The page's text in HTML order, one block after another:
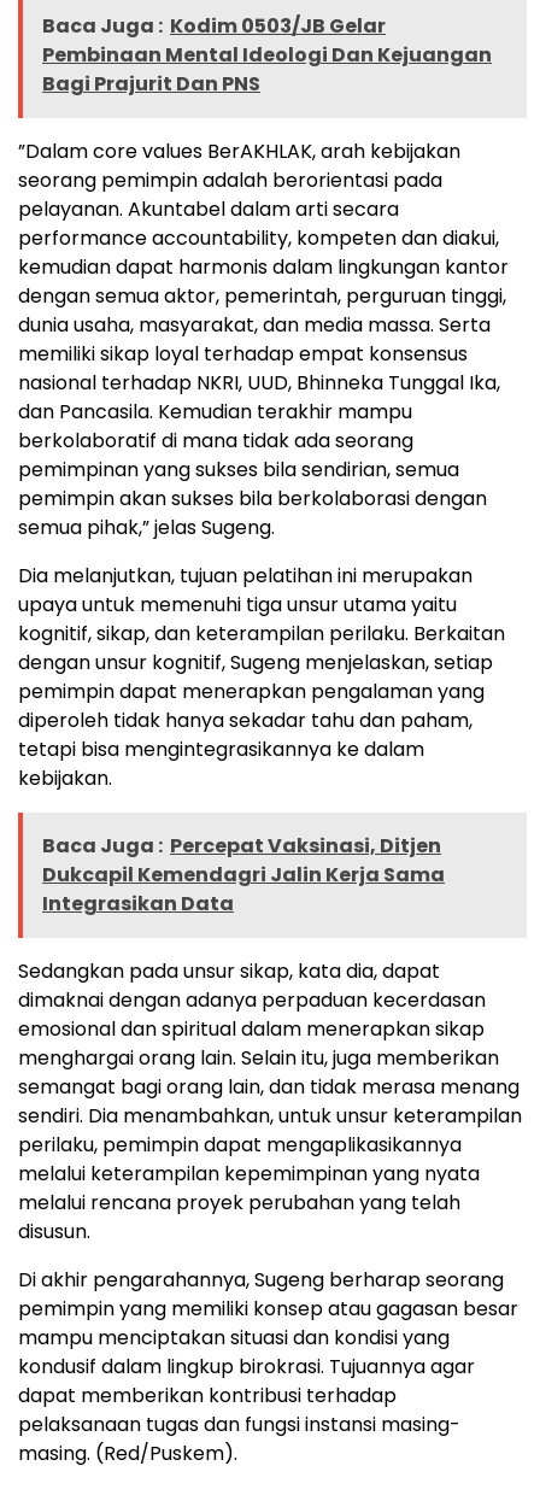
Baca Juga : Kodim 0503/JB Gelar
Pembinaan Mental Ideologi Dan Kejuangan
Bagi Prajurit Dan PNS
”Dalam core values BerAKHLAK, arah kebijakan
seorang pemimpin adalah berorientasi pada
pelayanan. Akuntabel dalam arti secara
performance accountability, kompeten dan diakui,
kemudian dapat harmonis dalam lingkungan kantor
dengan semua aktor, pemerintah, perguruan tinggi,
dunia usaha, masyarakat, dan media massa. Serta
memiliki sikap loyal terhadap empat konsensus
nasional terhadap NKRI, UUD, Bhinneka Tunggal Ika,
dan Pancasila. Kemudian terakhir mampu
berkolaboratif di mana tidak ada seorang
pemimpinan yang sukses bila sendirian, semua
pemimpin akan sukses bila berkolaborasi dengan
semua pihak,” jelas Sugeng.
Dia melanjutkan, tujuan pelatihan ini merupakan
upaya untuk memenuhi tiga unsur utama yaitu
kognitif, sikap, dan keterampilan perilaku. Berkaitan
dengan unsur kognitif, Sugeng menjelaskan, setiap
pemimpin dapat menerapkan pengalaman yang
diperoleh tidak hanya sekadar tahu dan paham,
tetapi bisa mengintegrasikannya ke dalam
kebijakan.
Baca Juga : Percepat Vaksinasi, Ditjen
Dukcapil Kemendagri Jalin Kerja Sama
Integrasikan Data
Sedangkan pada unsur sikap, kata dia, dapat
dimaknai dengan adanya perpaduan kecerdasan
emosional dan spiritual dalam menerapkan sikap
menghargai orang lain. Selain itu, juga memberikan
semangat bagi orang lain, dan tidak merasa menang
sendiri. Dia menambahkan, untuk unsur keterampilan
perilaku, pemimpin dapat mengaplikasikannya
melalui keterampilan kepemimpinan yang nyata
melalui rencana proyek perubahan yang telah
disusun.
Di akhir pengarahannya, Sugeng berharap seorang
pemimpin yang memiliki konsep atau gagasan besar
mampu menciptakan situasi dan kondisi yang
kondusif dalam lingkup birokrasi. Tujuannya agar
dapat memberikan kontribusi terhadap
pelaksanaan tugas dan fungsi instansi masing-
masing. (Red/Puskem).